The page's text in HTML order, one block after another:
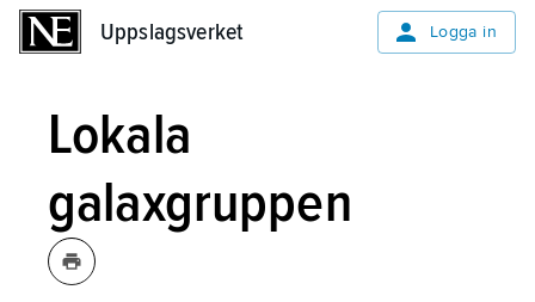
Uppslagsverket Logga in
Lokala
galaxgruppen